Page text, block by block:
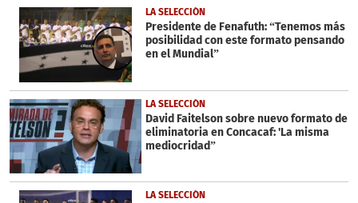
1
minute,
16
seconds
LA SELECCIÓN
Presidente de Fenafuth: “Tenemos más
posibilidad con este formato pensando
en el Mundial”
LA SELECCIÓN
David Faitelson sobre nuevo formato de
eliminatoria en Concacaf: 'La misma
mediocridad”
LA SELECCIÓN